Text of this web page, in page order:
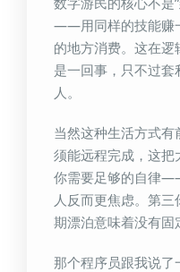
数字游民的核心不是
——用同样的技能赚
的地方消费。这在
是一回事，只不过
人。
当然这种生活方式
须能远程完成，这把
你需要足够的自律
人反而更焦虑。第
期漂泊意味着没有固
那个程序员跟我说了